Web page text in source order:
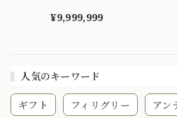
人気のキーワード
ギフト フィリグリー アン
製のワライカワセミ
¥9,999,999